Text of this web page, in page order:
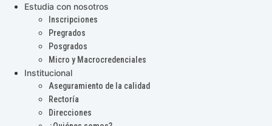
Estudia con nosotros
Inscripciones
Pregrados
Posgrados
Micro y Macrocredenciales
Institucional
Aseguramiento de la calidad
Rectoría
Direcciones